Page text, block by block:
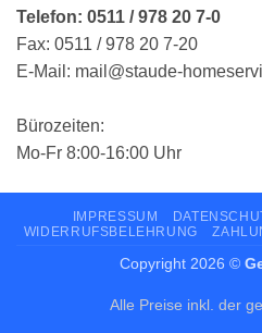
Telefon: 0511 / 978 20 7-0
Fax: 0511 / 978 20 7-20
E-Mail: mail@staude-
Bürozeiten:
Mo-Fr 8:00-16:00 Uhr
IMPRESSUM
WIDERRUFSBELEHRUNG
Copyright 2026 ©
Alle Preise inkl. der